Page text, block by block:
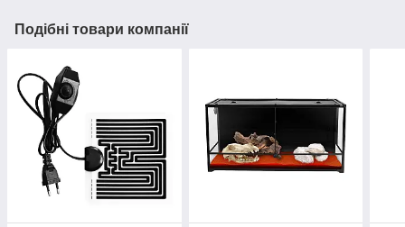
Подібні товари компанії